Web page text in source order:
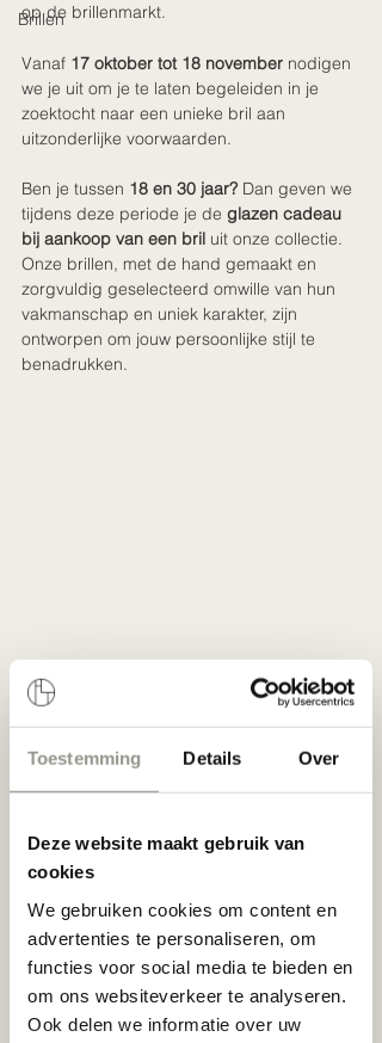
Toestemming Details Over
Deze website maakt gebruik van
cookies
We gebruiken cookies om content en
advertenties te personaliseren, om
functies voor social media te bieden en
om ons websiteverkeer te analyseren.
Ook delen we informatie over uw
Brillen
op de brillenmarkt.
Vanaf 17 oktober tot 18 november nodigen
we je uit om je te laten begeleiden in je
zoektocht naar een unieke bril aan
uitzonderlijke voorwaarden.
Ben je tussen 18 en 30 jaar? Dan geven we
tijdens deze periode je de glazen cadeau
bij aankoop van een bril uit onze collectie.
Onze brillen, met de hand gemaakt en
zorgvuldig geselecteerd omwille van hun
vakmanschap en uniek karakter, zijn
ontworpen om jouw persoonlijke stijl te
benadrukken.
Wat maakt de Young Designer Days bij
Loft zo speciaal?
- Origineel Design: Onze collectie omvat